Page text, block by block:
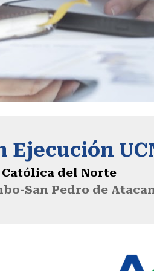
Ejecución
del Norte
San Pedro de